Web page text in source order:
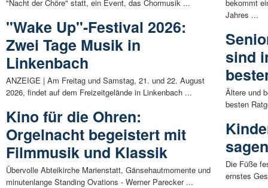
"Nacht der Chöre" statt, ein Event, das Chormusik ...
"Wake Up"-Festival 2026:
Zwei Tage Musik in
Linkenbach
ANZEIGE | Am Freitag und Samstag, 21. und 22. August
2026, findet auf dem Freizeitgelände in Linkenbach ...
Kino für die Ohren:
Orgelnacht begeistert mit
Filmmusik und Klassik
Übervolle Abteikirche Marienstatt, Gänsehautmomente und
minutenlange Standing Ovations - Werner Parecker ...
bekommt
Jahres ...
sind
Ältere und
besten
Die Füße
ernstes